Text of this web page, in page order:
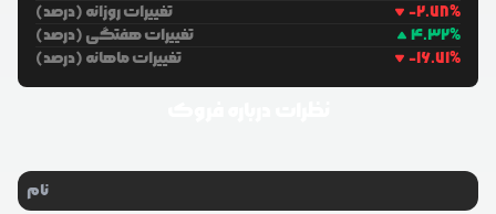
تغییرات روزانه (درصد)
-2.78%
تغییرات هفتگی (درصد)
4.32%
تغییرات ماهانه (درصد)
-16.71%